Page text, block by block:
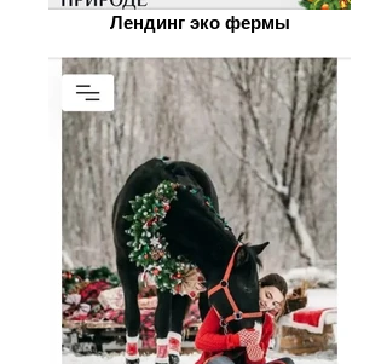
Лендинг эко фермы